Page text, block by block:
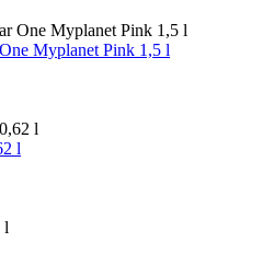
Myplanet Pink 1,5 l
l